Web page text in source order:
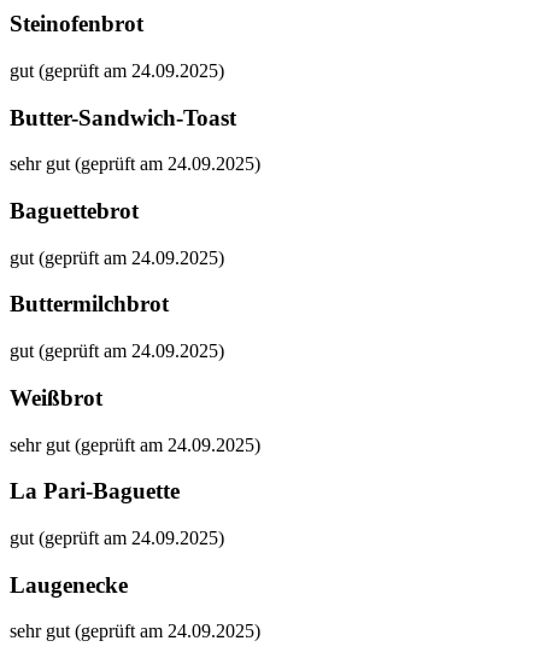
Steinofenbrot
gut (geprüft am 24.09.2025)
Butter-Sandwich-Toast
sehr gut (geprüft am 24.09.2025)
Baguettebrot
gut (geprüft am 24.09.2025)
Buttermilchbrot
gut (geprüft am 24.09.2025)
Weißbrot
sehr gut (geprüft am 24.09.2025)
La Pari-Baguette
gut (geprüft am 24.09.2025)
Laugenecke
sehr gut (geprüft am 24.09.2025)